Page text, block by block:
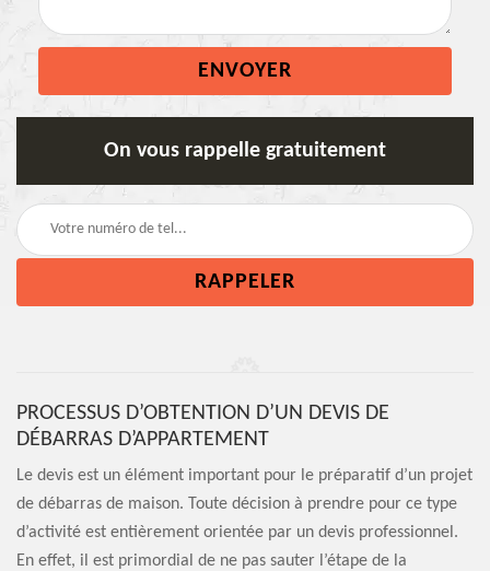
On vous rappelle gratuitement
PROCESSUS D’OBTENTION D’UN DEVIS DE
DÉBARRAS D’APPARTEMENT
Le devis est un élément important pour le préparatif d’un projet
de débarras de maison. Toute décision à prendre pour ce type
d’activité est entièrement orientée par un devis professionnel.
En effet, il est primordial de ne pas sauter l’étape de la